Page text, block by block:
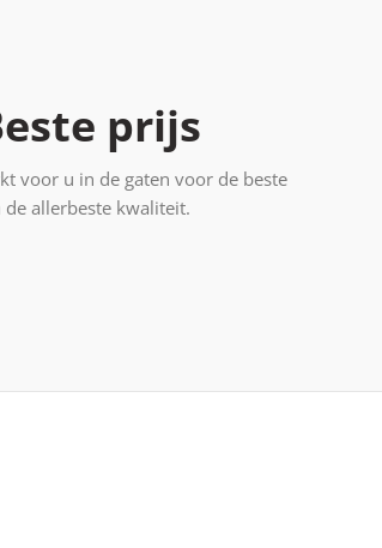
prijs
voor u in de gaten voor de beste
de allerbeste kwaliteit.